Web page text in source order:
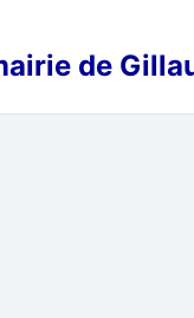
de